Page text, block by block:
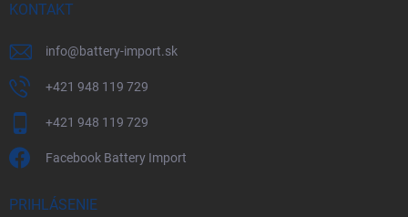
KONTAKT
info@battery-import.sk
+421 948 119 729
+421 948 119 729
Facebook Battery Import
PRIHLÁSENIE